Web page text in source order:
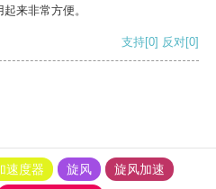
来非常方便。
支持[0] 反对[0]
速度器 旋风 旋风加速